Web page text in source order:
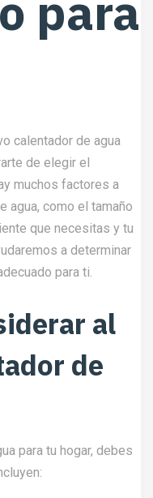
calentador de agua
de elegir el
muchos factores a
agua, como el tamaño
que necesitas y tu
a determinar
para ti.
al
de
para tu hogar, debes